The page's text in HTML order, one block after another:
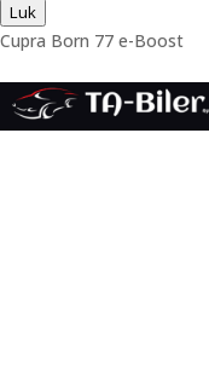
Luk
Cupra Born 77 e-Boost